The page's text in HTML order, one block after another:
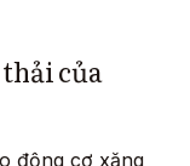
của
động cơ xăng